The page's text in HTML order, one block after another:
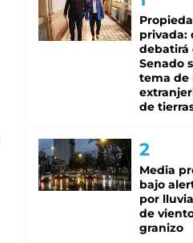
privada:
debatirá
Senado
tema de
de
Media
bajo
por
de
granizo